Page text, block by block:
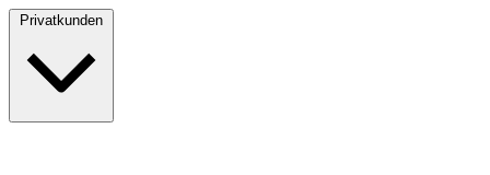
Privatkunden